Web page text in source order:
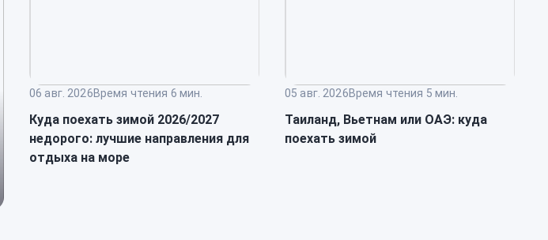
06 авг. 2026Время чтения 6 мин.
Куда поехать зимой 2026/2027
недорого: лучшие направления для
отдыха на море
05 авг. 2026Время чтения 5 мин.
Таиланд, Вьетнам или ОАЭ: куда
поехать зимой